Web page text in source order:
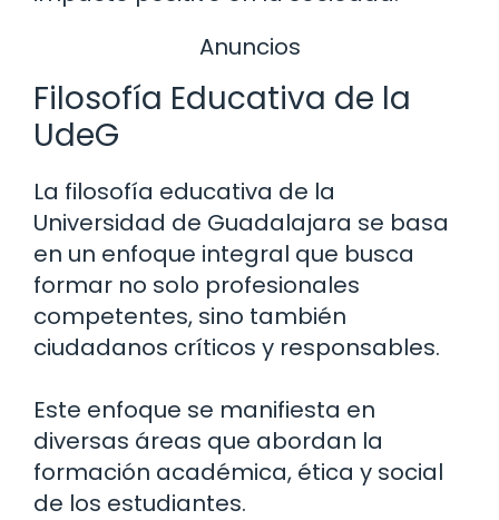
Anuncios
Filosofía Educativa de la
UdeG
La filosofía educativa de la
Universidad de Guadalajara se basa
en un enfoque integral que busca
formar no solo profesionales
competentes, sino también
ciudadanos críticos y responsables.
Este enfoque se manifiesta en
diversas áreas que abordan la
formación académica, ética y social
de los estudiantes.